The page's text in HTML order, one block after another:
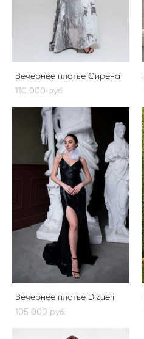
Вечернее платье Сирена
110 000 pуб.
Вечернее платье Dizueri
105 000 pуб.